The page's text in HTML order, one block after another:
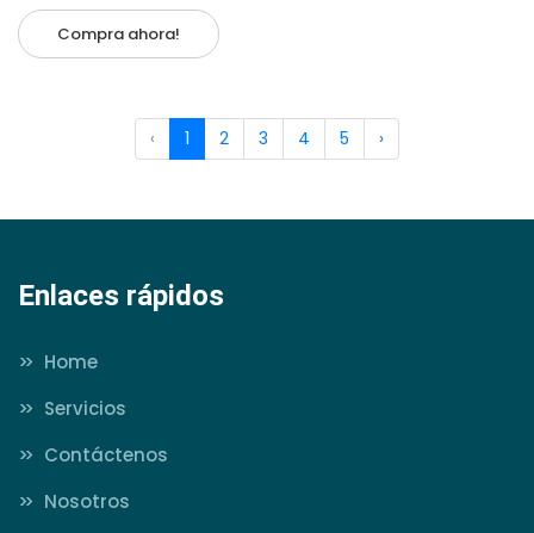
Compra ahora!
‹ 1 2 3 4 5 ›
Enlaces rápidos
>>
Home
>>
Servicios
>>
Contáctenos
>>
Nosotros